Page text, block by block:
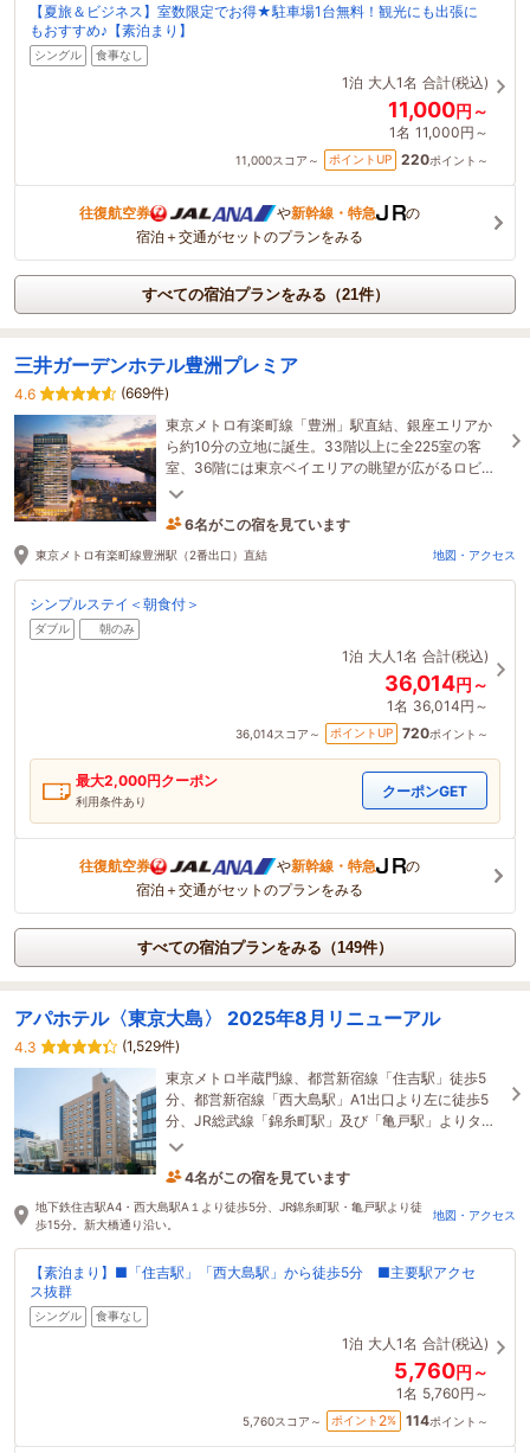
【夏旅＆ビジネス】室数限定でお得★駐車場1台無料！観光にも出張に
もおすすめ♪【素泊まり】
シングル 食事なし
1泊 大人1名 合計(税込)
11,000円～
1名 11,000円～
11,000スコア～ ポイントUP 220ポイント～
往復航空券 や新幹線・特急
の
宿泊＋交通がセットのプランをみる
すべての宿泊プランをみる（21件）
三井ガーデンホテル豊洲プレミア
4.6
(669件)
東京メトロ有楽町線「豊洲」駅直結、銀座エリアか
ら約10分の立地に誕生。33階以上に全225室の客
室、36階には東京ベイエリアの眺望が広がるロビ
ー、レストラン、バー、大浴場をご用意していま
1時間前に予約されました
東京メトロ有楽町線豊洲駅（2番出口）直結 地図・アクセス
シンプルステイ＜朝食付＞
ダブル 朝のみ
1泊 大人1名 合計(税込)
36,014円～
1名 36,014円～
36,014スコア～ ポイントUP 720ポイント～
最大2,000円クーポン
利用条件あり
クーポンGET
往復航空券 や新幹線・特急
の
宿泊＋交通がセットのプランをみる
すべての宿泊プランをみる（149件）
アパホテル〈東京大島〉 2025年8月リニューアル
4.3
(1,529件)
東京メトロ半蔵門線、都営新宿線「住吉駅」徒歩5
分、都営新宿線「西大島駅」A1出口より左に徒歩5
分、JR総武線「錦糸町駅」及び「亀戸駅」よりタク
シーで5分(徒歩約15分)の立地に当ホテルはございま
3時間前に予約されました
地下鉄住吉駅A4・西大島駅A１より徒歩5分、JR錦糸町駅・亀戸駅より徒
歩15分。新大橋通り沿い。
地図・アクセス
【素泊まり】■「住吉駅」「西大島駅」から徒歩5分 ■主要駅アクセ
ス抜群
シングル 食事なし
1泊 大人1名 合計(税込)
5,760円～
1名 5,760円～
5,760スコア～ ポイント 2% 114ポイント～